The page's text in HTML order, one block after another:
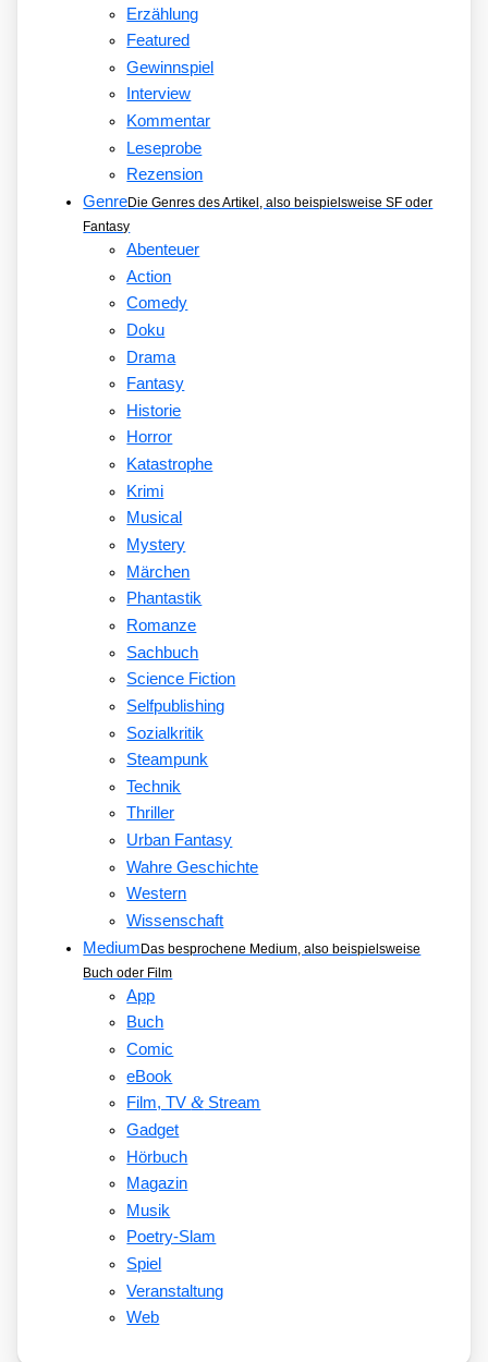
Erzählung
Featured
Gewinnspiel
Interview
Kommentar
Leseprobe
Rezension
GenreDie Genres des Artikel, also beispielsweise SF oder
Fantasy
Abenteuer
Action
Comedy
Doku
Drama
Fantasy
Historie
Horror
Katastrophe
Krimi
Musical
Mystery
Märchen
Phantastik
Romanze
Sachbuch
Science Fiction
Selfpublishing
Sozialkritik
Steampunk
Technik
Thriller
Urban Fantasy
Wahre Geschichte
Western
Wissenschaft
MediumDas besprochene Medium, also beispielsweise
Buch oder Film
App
Buch
Comic
eBook
Film, TV&Stream
Gadget
Hörbuch
Magazin
Musik
Poetry-Slam
Spiel
Veranstaltung
Web